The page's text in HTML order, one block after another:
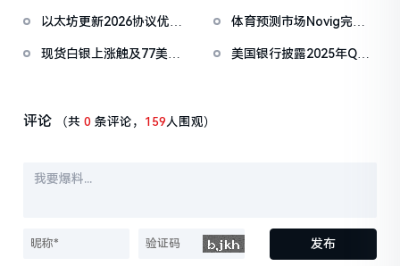
动推文
以太坊更新2026协议优先
于上半年进行
体育预测市场Novig完成
Pantera Capital领投
现货白银上涨触及77美元/
美国银行披露2025年Q4
评论 （共0 条评论， 159人围观）
发布